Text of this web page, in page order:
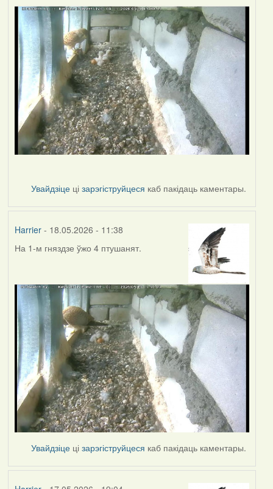
Увайдзіце цізарэгіструйцеся каб пакідаць каментары.
Harrier- 18.05.2026 - 11:38
На 1-м гняздзе ўжо 4 птушанят.
Увайдзіце цізарэгіструйцеся каб пакідаць каментары.